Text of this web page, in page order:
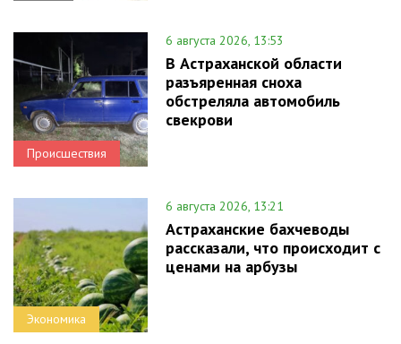
Происшествия
6 августа 2026, 13:53
В Астраханской области
разъяренная сноха
обстреляла автомобиль
свекрови
Экономика
6 августа 2026, 13:21
Астраханские бахчеводы
рассказали, что происходит с
ценами на арбузы